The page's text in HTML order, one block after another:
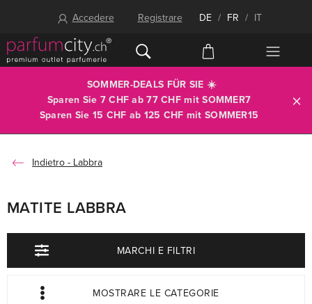
Accedere Registrare DE / FR / IT
SOMMER-DEALS FÜR SIE ☀️
Sparen Sie 7 CHF ab 77 CHF mitSOMMER7
Sparen Sie 15 CHF ab 125 CHF mit SOMMER15
Labbra
MATITE LABBRA
MARCHI E FILTRI
MOSTRARE LE CATEGORIE